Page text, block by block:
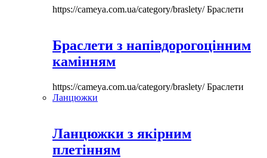
https://cameya.com.ua/category/braslety/Браслети
Браслети з напівдорогоцінним
камінням
https://cameya.com.ua/category/braslety/Браслети
Ланцюжки
Ланцюжки з якірним
плетінням